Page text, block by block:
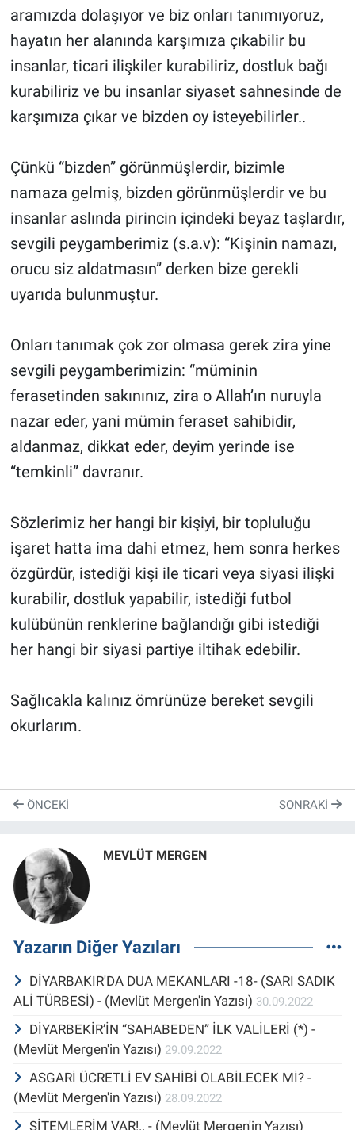
aramızda dolaşıyor ve biz onları tanımıyoruz,
hayatın her alanında karşımıza çıkabilir bu
insanlar, ticari ilişkiler kurabiliriz, dostluk bağı
kurabiliriz ve bu insanlar siyaset sahnesinde de
karşımıza çıkar ve bizden oy isteyebilirler..
Çünkü “bizden” görünmüşlerdir, bizimle
namaza gelmiş, bizden görünmüşlerdir ve bu
insanlar aslında pirincin içindeki beyaz taşlardır,
sevgili peygamberimiz (s.a.v): “Kişinin namazı,
orucu siz aldatmasın” derken bize gerekli
uyarıda bulunmuştur.
Onları tanımak çok zor olmasa gerek zira yine
sevgili peygamberimizin: “müminin
ferasetinden sakınınız, zira o Allah’ın nuruyla
nazar eder, yani mümin feraset sahibidir,
aldanmaz, dikkat eder, deyim yerinde ise
“temkinli” davranır.
Sözlerimiz her hangi bir kişiyi, bir topluluğu
işaret hatta ima dahi etmez, hem sonra herkes
özgürdür, istediği kişi ile ticari veya siyasi ilişki
kurabilir, dostluk yapabilir, istediği futbol
kulübünün renklerine bağlandığı gibi istediği
her hangi bir siyasi partiye iltihak edebilir.
Sağlıcakla kalınız ömrünüze bereket sevgili
okurlarım.
ÖNCEKI SONRAKI
MEVLÜT MERGEN
Yazarın Diğer Yazıları
DİYARBAKIR'DA DUA MEKANLARI -18- (SARI SADIK
ALİ TÜRBESİ) - (Mevlüt Mergen'in Yazısı) 30.09.2022
DİYARBEKİR’İN “SAHABEDEN” İLK VALİLERİ (*) -
(Mevlüt Mergen'in Yazısı) 29.09.2022
ASGARİ ÜCRETLİ EV SAHİBİ OLABİLECEK Mİ? -
(Mevlüt Mergen'in Yazısı) 28.09.2022
SİTEMLERİM VAR!.. - (Mevlüt Mergen'in Yazısı)